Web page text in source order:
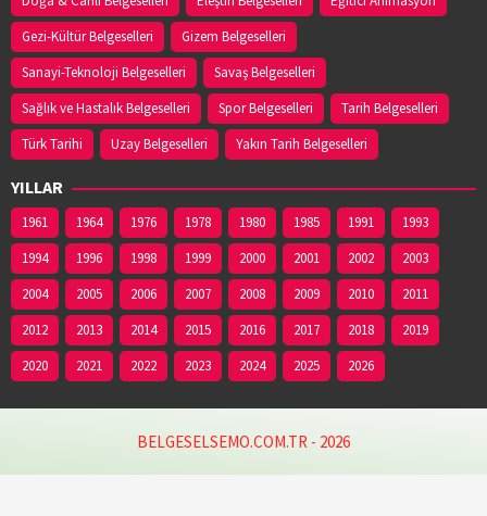
Gezi-Kültür Belgeselleri
Gizem Belgeselleri
Sanayi-Teknoloji Belgeselleri
Savaş Belgeselleri
Sağlık ve Hastalık Belgeselleri
Spor Belgeselleri
Tarih Belgeselleri
Türk Tarihi
Uzay Belgeselleri Yakın Tarih Belgeselleri
YILLAR
1961 1964 1976 1978 1980 1985 1991
1993
1994
1996 1998 1999 2000 2001 2002
2003
2004
2005 2006 2007 2008 2009 2010
2011
2012
2013 2014 2015 2016 2017 2018
2019
2020
2021 2022 2023 2024 2025 2026
BELGESELSEMO.COM.TR - 2026